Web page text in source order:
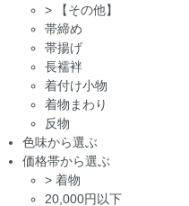
>
【その他】
帯締め
帯揚げ
長襦袢
着付け小物
着物まわり
反物
色味から選ぶ
価格帯から選ぶ
> 着物
20,000円以下